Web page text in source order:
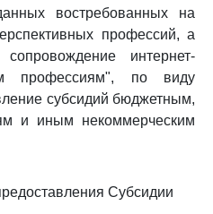
востребованных на
профессий, а
интернет-
профессиям", по виду
субсидий бюджетным,
и иным некоммерческим
Субсидии